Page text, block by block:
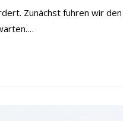
Zunächst fuhren wir den